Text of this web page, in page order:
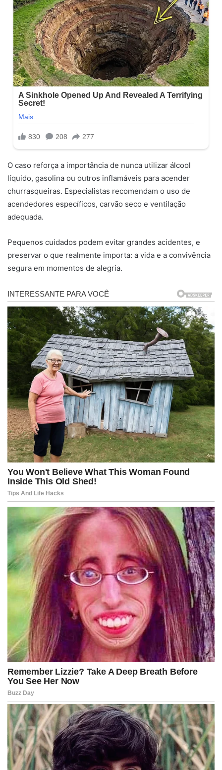
O caso reforça a importância de nunca utilizar álcool
líquido, gasolina ou outros inflamáveis para acender
churrasqueiras. Especialistas recomendam o uso de
acendedores específicos, carvão seco e ventilação
adequada.
Pequenos cuidados podem evitar grandes acidentes, e
preservar o que realmente importa: a vida e a convivência
segura em momentos de alegria.